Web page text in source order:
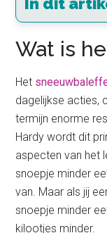
Wat is
Het
dagelijkse acties,
termijn enorme
Hardy wordt dit
aspecten van het
snoepje minder
van. Maar als jij
snoepje minder
kilootjes minder.